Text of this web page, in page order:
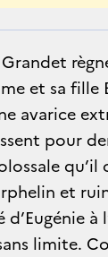
et sa fille
avarice
pour
qu’il
et
d’Eugénie
limite.